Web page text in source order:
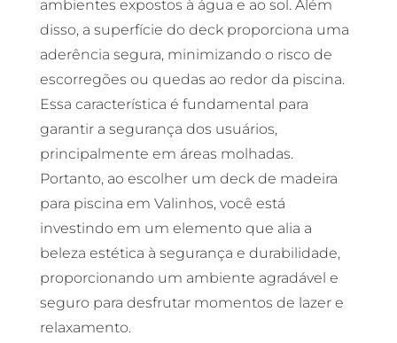
ambientes expostos à água e ao sol. Além
disso, a superfície do deck proporciona uma
aderência segura, minimizando o risco de
escorregões ou quedas ao redor da piscina.
Essa característica é fundamental para
garantir a segurança dos usuários,
principalmente em áreas molhadas.
Portanto, ao escolher um deck de madeira
para piscina em Valinhos, você está
investindo em um elemento que alia a
beleza estética à segurança e durabilidade,
proporcionando um ambiente agradável e
seguro para desfrutar momentos de lazer e
relaxamento.